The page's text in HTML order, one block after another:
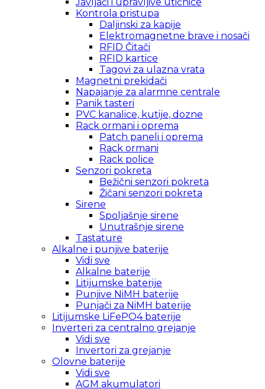
Kontrola pristupa
Daljinski za kapije
Elektromagnetne brave i nosači
RFID Čitači
RFID kartice
Tagovi za ulazna vrata
Magnetni prekidači
Napajanje za alarmne centrale
Panik tasteri
PVC kanalice, kutije, dozne
Rack ormani i oprema
Patch paneli i oprema
Rack ormani
Rack police
Senzori pokreta
Bežični senzori pokreta
Žičani senzori pokreta
Sirene
Spoljašnje sirene
Unutrašnje sirene
Tastature
Alkalne i punjive baterije
Vidi sve
Alkalne baterije
Litijumske baterije
Punjive NiMH baterije
Punjači za NiMH baterije
Litijumske LiFePO4 baterije
Inverteri za centralno grejanje
Vidi sve
Invertori za grejanje
Olovne baterije
Vidi sve
AGM akumulatori